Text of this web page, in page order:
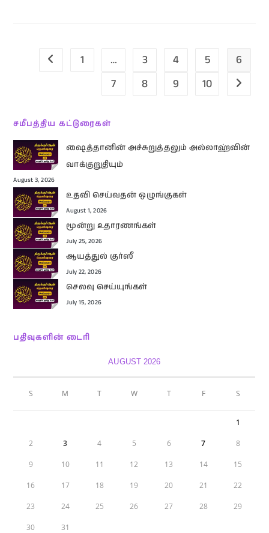
1 … 3 4 5
6
7
8 9 10
சமீபத்திய கட்டுரைகள்
ஷைத்தானின் அச்சுறுத்தலும் அல்லாஹ்வின்
வாக்குறுதியும்
August 3, 2026
உதவி செய்வதன் ஒழுங்குகள்
August 1, 2026
மூன்று உதாரணங்கள்
July 25, 2026
ஆயத்துல் குர்ஸீ
July 22, 2026
செலவு செய்யுங்கள்
July 15, 2026
பதிவுகளின் டைரி
AUGUST 2026
S M T W T F S
1
2 3 4 5 6 7 8
9 10 11 12 13 14 15
16 17 18 19 20 21 22
23 24 25 26 27 28 29
30 31